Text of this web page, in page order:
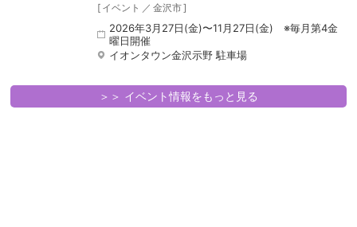
[ イベント ／ 金沢市]
2026年3月27日(金)〜11月27日(金) ※毎月第4金
曜日開催
イオンタウン金沢示野 駐車場
＞＞ イベント情報をもっと見る